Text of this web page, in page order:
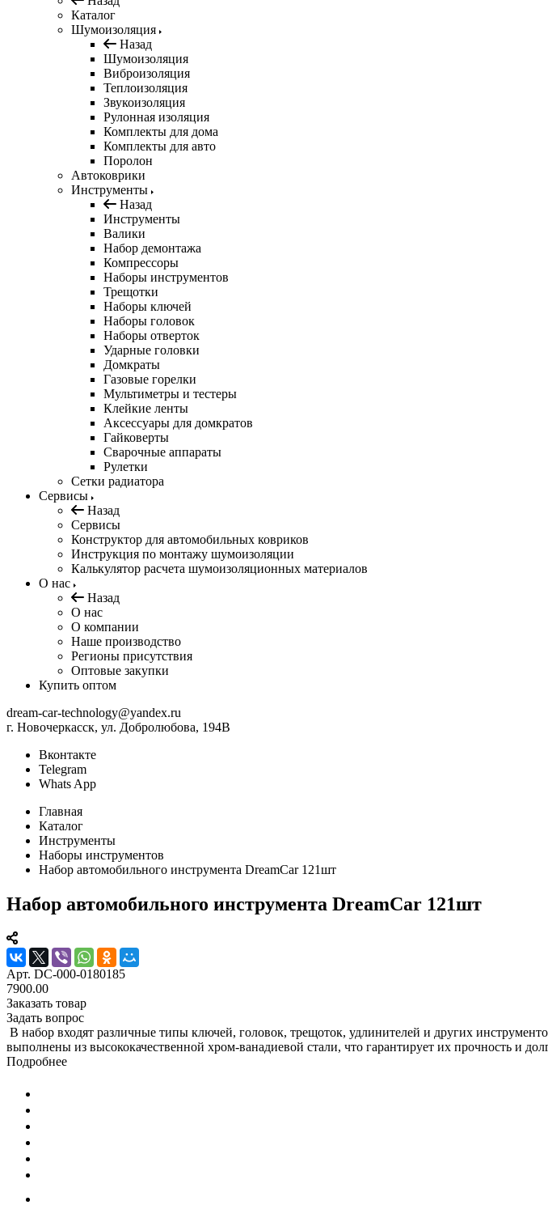
Каталог
Шумоизоляция
Назад
Шумоизоляция
Виброизоляция
Теплоизоляция
Звукоизоляция
Рулонная изоляция
Комплекты для дома
Комплекты для авто
Поролон
Автоковрики
Инструменты
Назад
Инструменты
Валики
Набор демонтажа
Компрессоры
Наборы инструментов
Трещотки
Наборы ключей
Наборы головок
Наборы отверток
Ударные головки
Домкраты
Газовые горелки
Мультиметры и тестеры
Клейкие ленты
Аксессуары для домкратов
Гайковерты
Сварочные аппараты
Рулетки
Сетки радиатора
Сервисы
Назад
Сервисы
Конструктор для автомобильных ковриков
Инструкция по монтажу шумоизоляции
Калькулятор расчета шумоизоляционных материалов
О нас
Назад
О нас
О компании
Наше производство
Регионы присутствия
Оптовые закупки
Купить оптом
dream-car-technology@yandex.ru
г. Новочеркасск, ул. Добролюбова, 194В
Вконтакте
Telegram
Whats App
Главная
Каталог
Инструменты
Наборы инструментов
Набор автомобильного инструмента DreamCar 121шт
Набор автомобильного инструмента DreamCar 121шт
Арт. DC-000-0180185
7900.00
Заказать товар
Задать вопрос
В набор входят различные типы ключей, головок, трещоток, удлинителей и других
выполнены из высококачественной хром-ванадиевой стали, что гарантирует их прочность и
Подробнее